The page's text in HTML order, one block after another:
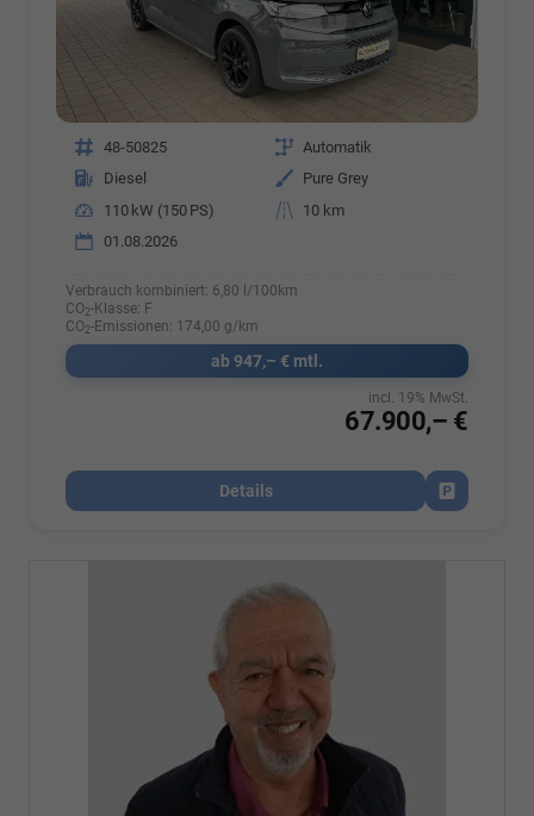
Fahrzeugnr. 48-50825 Getriebe Automatik
Kraftstoff
Diesel Außenfarbe
Pure Grey
Leistung
110 kW (150 PS) Kilometerstand
10 km
01.08.2026
Verbrauch kombiniert: 6,80 l/100km
CO2-Klasse: F
CO2-Emissionen: 174,00 g/km
ab 947,– € mtl.
67.900,– €
incl. 19% MwSt.
Details
Fahrzeug